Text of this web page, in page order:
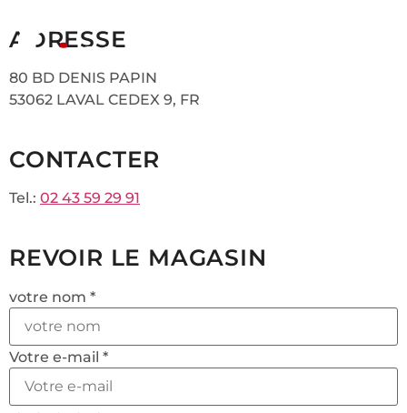
ADRESSE
80 BD DENIS PAPIN
53062 LAVAL CEDEX 9, FR
CONTACTER
Tel.: 02 43 59 29 91
REVOIR LE MAGASIN
votre nom *
Votre e-mail *